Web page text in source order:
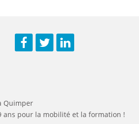
Quimper
ans pour la mobilité et la formation !